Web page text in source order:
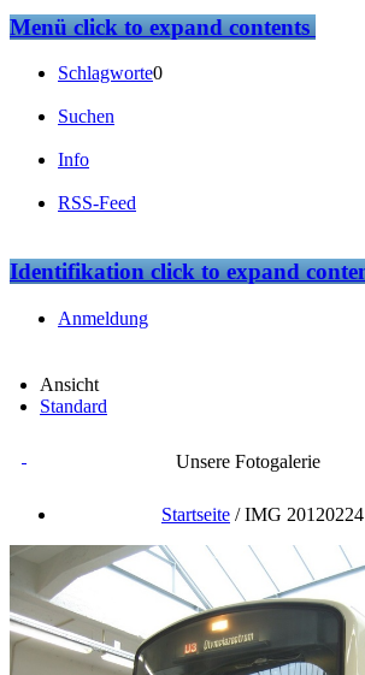
Menüclick to expand contents
Schlagworte0
Suchen
Info
RSS-Feed
Identifikationclick to expand
Anmeldung
Ansicht
Standard
Unsere Fotogalerie
Startseite /IMG